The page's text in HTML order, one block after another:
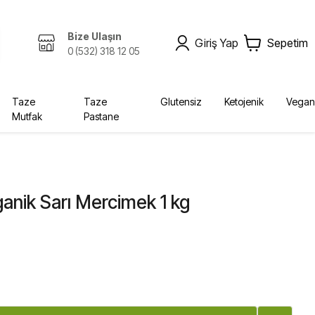
Bize Ulaşın
0 (532) 318 12 05
Giriş Yap Sepetim
Bebek Bezleri
Taze
Mutfak
Taze
Pastane
Glutensiz Ketojenik Vegan
Sarı Mercimek 1 kg